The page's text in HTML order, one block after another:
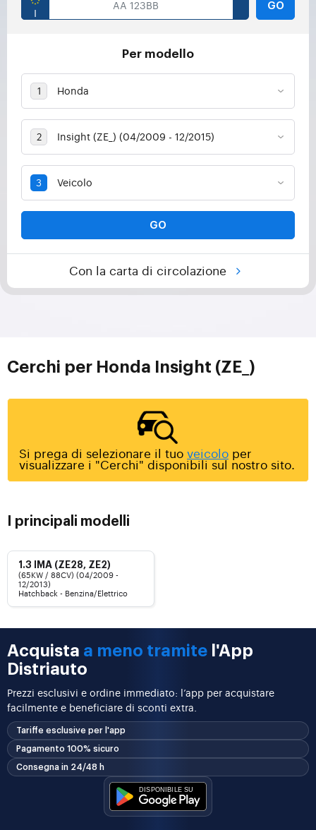
GO
Per modello
GO
Con la carta di circolazione
Cerchi per Honda Insight (ZE_)
Si prega di selezionare il tuo veicolo per
visualizzare i "Cerchi" disponibili sul nostro sito.
I principali modelli
1.3 IMA (ZE28, ZE2)
(65KW / 88CV) (04/2009 -
12/2013)
Hatchback - Benzina/Elettrico
Acquista a meno tramite l'App
Distriauto
Prezzi esclusivi e ordine immediato: l’app per acquistare
facilmente e beneficiare di sconti extra.
Tariffe esclusive per l'app
Pagamento 100% sicuro
Consegna in 24/48 h